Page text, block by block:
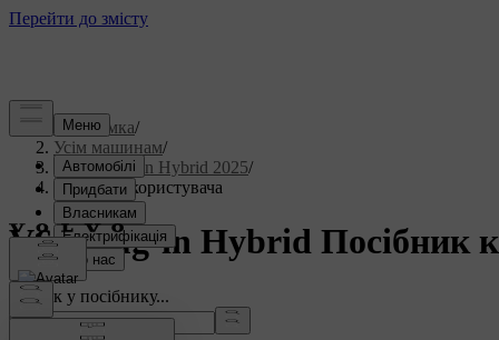
Підтримка/
Усім машинам/
V60 Plug-in Hybrid 2025/
Посібник користувача
V60 Plug-in Hybrid Посібник
Пошук у посібнику...